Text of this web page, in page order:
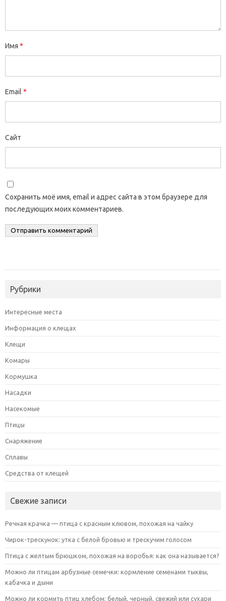
Имя *
Email *
Сайт
Сохранить моё имя, email и адрес сайта в этом браузере для
последующих моих комментариев.
Рубрики
Интересные места
Информация о клещах
Клещи
Комары
Кормушка
Насадки
Насекомые
Птицы
Снаряжение
Сплавы
Средства от клещей
Свежие записи
Речная крачка — птица с красным клювом, похожая на чайку
Чирок-трескунок: утка с белой бровью и трескучим голосом
Птица с желтым брюшком, похожая на воробья: как она называется?
Можно ли птицам арбузные семечки: кормление семенами тыквы,
кабачка и дыни
Можно ли кормить птиц хлебом: белый, черный, свежий или сухари